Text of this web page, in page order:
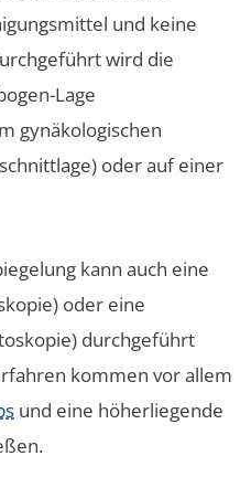
und keine
wird die
Lage
gynäkologischen
oder auf einer
kann auch eine
oder eine
durchgeführt
kommen vor allem
und eine höherliegende